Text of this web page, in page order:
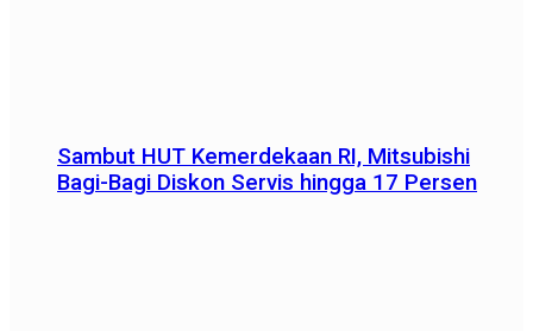
Sambut HUT Kemerdekaan RI, Mitsubishi
Bagi-Bagi Diskon Servis hingga 17 Persen